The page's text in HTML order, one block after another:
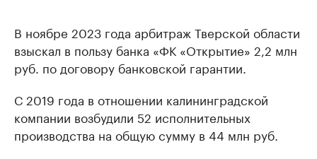
В ноябре 2023 года арбитраж Тверской области
взыскал в пользу банка «ФК «Открытие» 2,2 млн
руб. по договору банковской гарантии.
С 2019 года в отношении калининградской
компании возбудили 52 исполнительных
производства на общую сумму в 44 млн руб.